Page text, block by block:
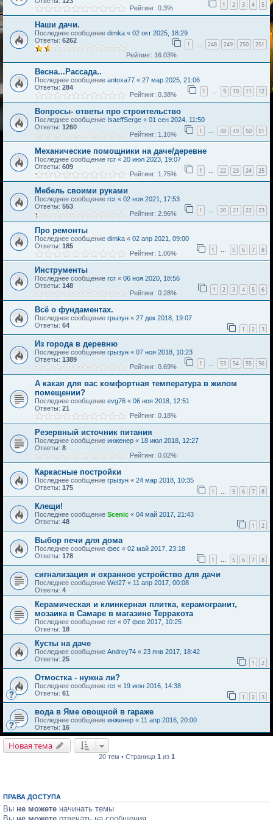
1 2 3 4 5
Рейтинг: 0.3%
Наши дачи.
Последнее сообщение dimka « 02 окт 2025, 18:29
Ответы: 6262 1 … 248 249 250 251
Рейтинг: 16.03%
Весна...Рассада..
Последнее сообщение antoxa77 « 27 мар 2025, 21:06
Ответы: 284 1 … 9 10 11 12
Рейтинг: 0.38%
Вопросы- ответы про строительство
Последнее сообщение IsaeffSerge « 01 сен 2024, 11:50
Ответы: 1260 1 … 48 49 50 51
Рейтинг: 1.16%
Механические помощники на даче/деревне
Последнее сообщение гсг « 20 июл 2023, 19:07
Ответы: 609 1 … 22 23 24 25
Рейтинг: 1.75%
Мебель своими руками
Последнее сообщение гсг « 02 ноя 2021, 17:53
Ответы: 553 1 … 20 21 22 23
Рейтинг: 2.96%
Про ремонты
Последнее сообщение dimka « 02 апр 2021, 09:00
Ответы: 185 1 … 5 6 7 8
Рейтинг: 1.06%
Инструменты
Последнее сообщение гсг « 06 ноя 2020, 18:56
Ответы: 148 1 2 3 4 5 6
Рейтинг: 0.28%
Всё о фундаментах.
Последнее сообщение грызун « 27 дек 2018, 19:07
Ответы: 64 1 2 3
Из города в деревню
Последнее сообщение грызун « 07 ноя 2018, 10:23
Ответы: 1389 1 … 53 54 55 56
Рейтинг: 0.69%
А какая для вас комфортная температура в жилом
помещении?
Последнее сообщение evg76 « 06 ноя 2018, 12:51
Ответы: 21
Рейтинг: 0.18%
Резервный источник питания
Последнее сообщение инженер « 18 июл 2018, 12:27
Ответы: 8
Рейтинг: 0.02%
Каркасные постройки
Последнее сообщение грызун « 24 мар 2018, 10:35
Ответы: 175 1 … 5 6 7 8
Клещи!
Последнее сообщение Scenic « 04 май 2017, 21:43
Ответы: 48 1 2
Выбор печи для дома
Последнее сообщение фес « 02 май 2017, 23:18
Ответы: 178 1 … 5 6 7 8
сигнализация и охранное устройство для дачи
Последнее сообщение Wel27 « 11 апр 2017, 00:08
Ответы: 4
Керамическая и клинкерная плитка, керамогранит,
мозаика в Самаре в магазине Терракота
Последнее сообщение гсг « 07 фев 2017, 10:25
Ответы: 18
Кусты на даче
Последнее сообщение Andrey74 « 23 янв 2017, 18:42
Ответы: 25 1 2
Отмостка - нужна ли?
Последнее сообщение гсг « 19 июн 2016, 14:38
Ответы: 61 1 2 3
вода в Яме овощной в гараже
Последнее сообщение инженер « 11 апр 2016, 20:00
Ответы: 16
Новая тема
20 тем • Страница 1 из 1
ПРАВА ДОСТУПА
Вы не можете начинать темы